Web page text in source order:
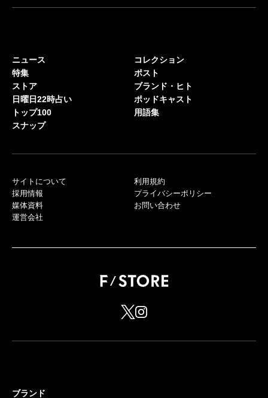
ニュース
特集
ストア
日曜日22時占い
トップ100
スナップ
コレクション
ポスト
ブランド・ヒト
ポッドキャスト
用語集
サイトについて
採用情報
媒体資料
運営会社
利用規約
プライバシーポリシー
お問い合わせ
ブランド